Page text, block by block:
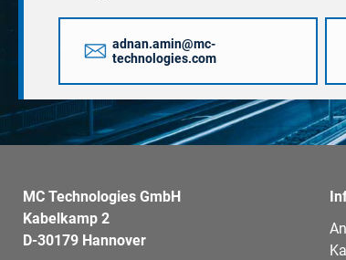
adnan.amin@mc-
technologies.com
MC Technologies GmbH
Kabelkamp 2
D-30179 Hannover